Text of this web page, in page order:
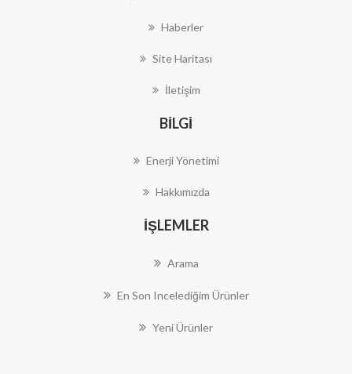
Haberler
Site Haritası
İletişim
BILGI
Enerji Yönetimi
Hakkımızda
İŞLEMLER
Arama
En Son Incelediğim Ürünler
Yeni Ürünler